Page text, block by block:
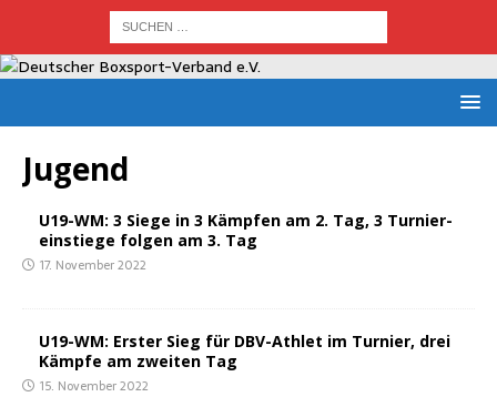
Jugend
U19-WM: 3 Sie­ge in 3 Kämp­fen am 2. Tag, 3 Tur­nier­
ein­stie­ge fol­gen am 3. Tag
17. November 2022
U19-WM: Ers­ter Sieg für DBV-Ath­let im Tur­nier, drei
Kämp­fe am zwei­ten Tag
15. November 2022